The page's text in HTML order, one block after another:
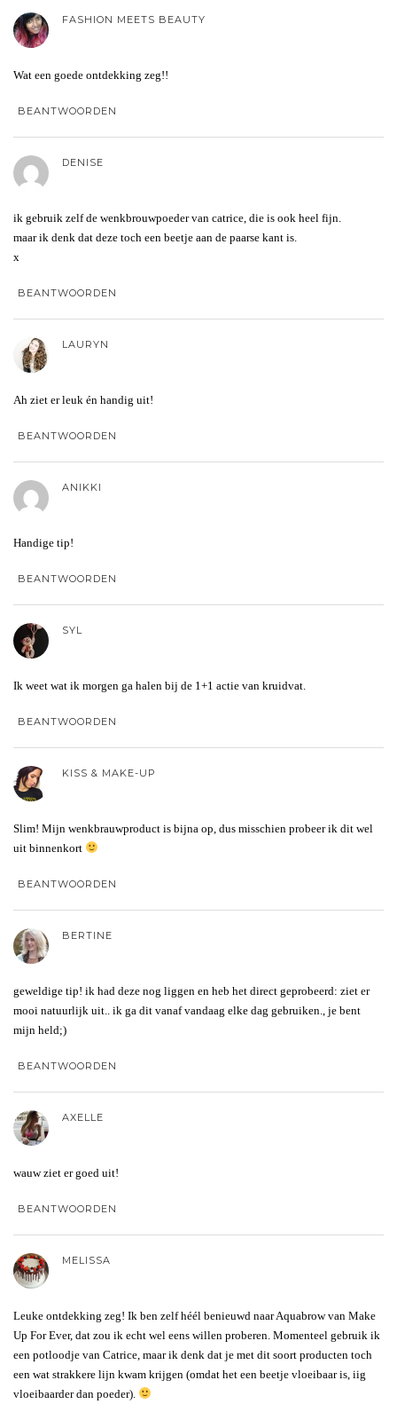
FASHION MEETS BEAUTY
Wat een goede ontdekking zeg!!
BEANTWOORDEN
DENISE
ik gebruik zelf de wenkbrouwpoeder van catrice, die is ook heel fijn.
maar ik denk dat deze toch een beetje aan de paarse kant is.
x
BEANTWOORDEN
LAURYN
Ah ziet er leuk én handig uit!
BEANTWOORDEN
ANIKKI
Handige tip!
BEANTWOORDEN
SYL
Ik weet wat ik morgen ga halen bij de 1+1 actie van kruidvat.
BEANTWOORDEN
KISS & MAKE-UP
Slim! Mijn wenkbrauwproduct is bijna op, dus misschien probeer ik dit wel
uit binnenkort
BEANTWOORDEN
BERTINE
geweldige tip! ik had deze nog liggen en heb het direct geprobeerd: ziet er
mooi natuurlijk uit.. ik ga dit vanaf vandaag elke dag gebruiken., je bent
mijn held;)
BEANTWOORDEN
AXELLE
wauw ziet er goed uit!
BEANTWOORDEN
MELISSA
Leuke ontdekking zeg! Ik ben zelf héél benieuwd naar Aquabrow van Make
Up For Ever, dat zou ik echt wel eens willen proberen. Momenteel gebruik ik
een potloodje van Catrice, maar ik denk dat je met dit soort producten toch
een wat strakkere lijn kwam krijgen (omdat het een beetje vloeibaar is, iig
vloeibaarder dan poeder).